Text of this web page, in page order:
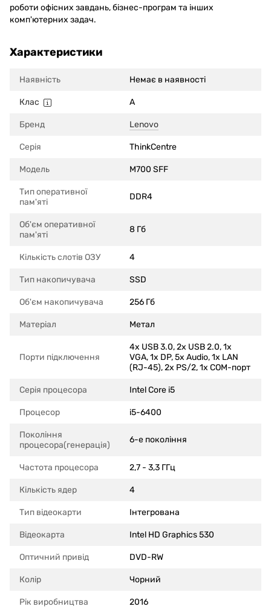
роботи офісних завдань, бізнес-програм та інших
комп'ютерних задач.
Характеристики
Наявність Немає в наявності
Клас A
Бренд Lenovo
Серія ThinkCentre
Модель M700 SFF
Тип оперативної
пам'яті
DDR4
Об'єм оперативної
пам'яті
8 Гб
Кількість слотів ОЗУ 4
Тип накопичувача SSD
Об'єм накопичувача 256 Гб
Матеріал Метал
Порти підключення
4x USB 3.0, 2x USB 2.0, 1x
VGA, 1x DP, 5x Audio, 1x LAN
(RJ-45), 2x PS/2, 1x COM-порт
Серія процесора Intel Core i5
Процесор i5-6400
Покоління
процесора(генерація)
6-е покоління
Частота процесора 2,7 - 3,3 ГГц
Кількість ядер 4
Тип відеокарти Інтегрована
Відеокарта Intel HD Graphics 530
Оптичний привід DVD-RW
Колір Чорний
Рік виробництва 2016